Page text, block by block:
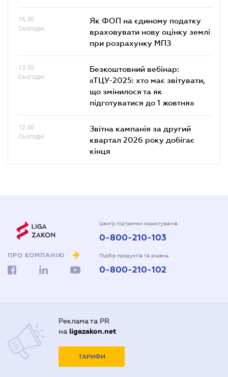
16.30
Сьогодні
Як ФОП на єдиному податку
враховувати нову оцінку землі
при розрахунку МПЗ
13.30
Сьогодні
Безкоштовний вебінар:
«ТЦУ-2025: хто має звітувати,
що змінилося та як
підготуватися до 1 жовтня»
12.30
Сьогодні
Звітна кампанія за другий
квартал 2026 року добігає
кінця
ПРО КОМПАНІЮ
Центр підтримки користувачів
0-800-210-103
Підбір продуктів та рішень
0-800-210-102
Реклама та PR
на ligazakon.net
ТАРИФИ